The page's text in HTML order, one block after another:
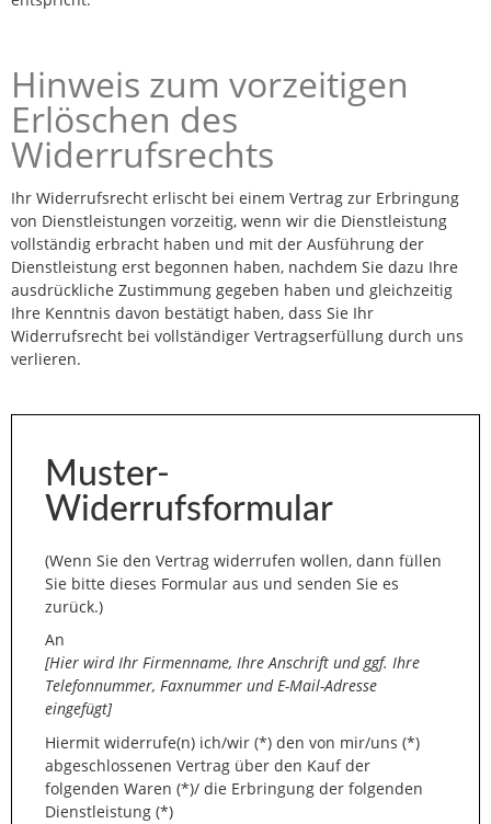
Hinweis zum vorzeitigen
Erlöschen des
Widerrufsrechts
Ihr Widerrufsrecht erlischt bei einem Vertrag zur Erbringung
von Dienstleistungen vorzeitig, wenn wir die Dienstleistung
vollständig erbracht haben und mit der Ausführung der
Dienstleistung erst begonnen haben, nachdem Sie dazu Ihre
ausdrückliche Zustimmung gegeben haben und gleichzeitig
Ihre Kenntnis davon bestätigt haben, dass Sie Ihr
Widerrufsrecht bei vollständiger Vertragserfüllung durch uns
verlieren.
Muster-
Widerrufsformular
(Wenn Sie den Vertrag widerrufen wollen, dann füllen
Sie bitte dieses Formular aus und senden Sie es
zurück.)
An
[Hier wird Ihr Firmenname, Ihre Anschrift und ggf. Ihre
Telefonnummer, Faxnummer und E-Mail-Adresse
eingefügt]
Hiermit widerrufe(n) ich/wir (*) den von mir/uns (*)
abgeschlossenen Vertrag über den Kauf der
folgenden Waren (*)/ die Erbringung der folgenden
Dienstleistung (*)